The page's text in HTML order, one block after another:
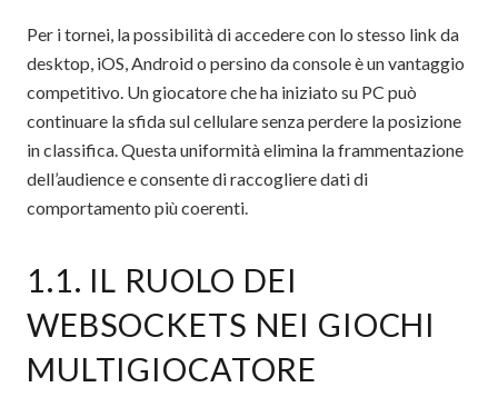
Per i tornei, la possibilità di accedere con lo stesso link da
desktop, iOS, Android o persino da console è un vantaggio
competitivo. Un giocatore che ha iniziato su PC può
continuare la sfida sul cellulare senza perdere la posizione
in classifica. Questa uniformità elimina la frammentazione
dell’audience e consente di raccogliere dati di
comportamento più coerenti.
1.1. IL RUOLO DEI
WEBSOCKETS NEI GIOCHI
MULTIGIOCATORE